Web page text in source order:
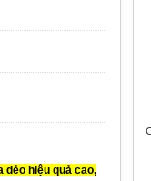
dẻo hiệu quả cao,